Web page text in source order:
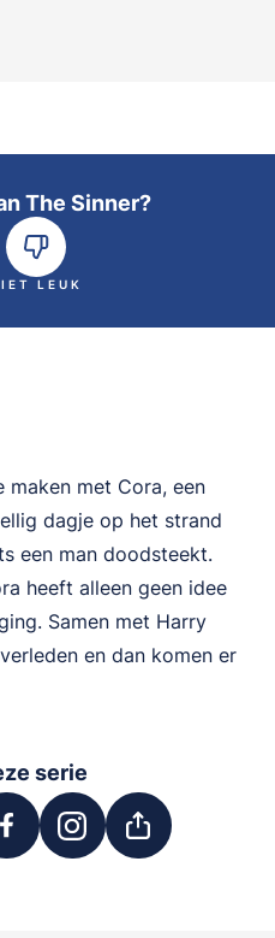
The Sinner?
LEUK
maken met Cora, een
dagje op het strand
een man doodsteekt.
heeft alleen geen idee
Samen met Harry
en dan komen er
serie